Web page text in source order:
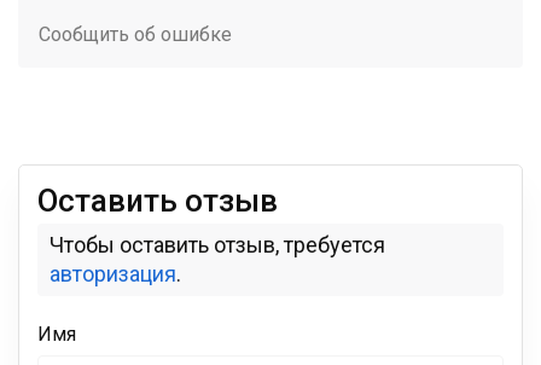
Сообщить об ошибке
Оставить отзыв
Чтобы оставить отзыв, требуется
авторизация.
Имя